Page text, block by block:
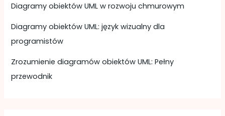
Diagramy obiektów UML w rozwoju chmurowym
Diagramy obiektów UML: język wizualny dla
programistów
Zrozumienie diagramów obiektów UML: Pełny
przewodnik